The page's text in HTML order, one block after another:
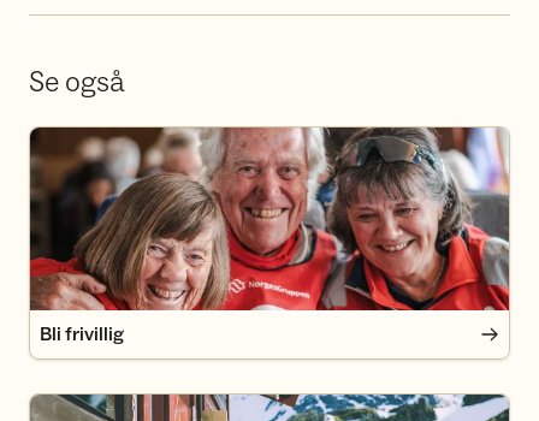
Se også
Bli frivillig
Bli frivillig
Bli medlem